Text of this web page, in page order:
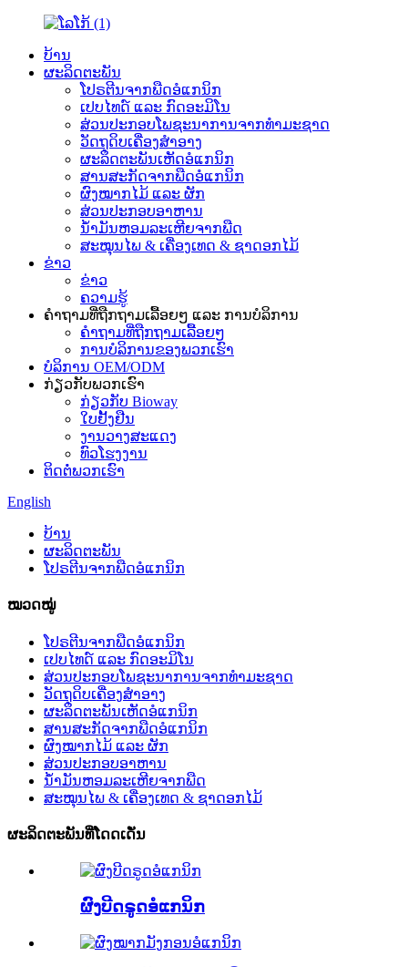
ບ້ານ
ຜະລິດຕະພັນ
ໂປຣຕີນຈາກພືດອໍແກນິກ
ເປບໄທດ໌ ແລະ ກົດອະມິໂນ
ສ່ວນປະກອບໂພຊະນາການຈາກທຳມະຊາດ
ວັດຖຸດິບເຄື່ອງສຳອາງ
ຜະລິດຕະພັນເຫັດອໍແກນິກ
ສານສະກັດຈາກພືດອໍແກນິກ
ຜົງໝາກໄມ້ ແລະ ຜັກ
ສ່ວນປະກອບອາຫານ
ນ້ຳມັນຫອມລະເຫີຍຈາກພືດ
ສະໝຸນໄພ & ເຄື່ອງເທດ & ຊາດອກໄມ້
ຂ່າວ
ຂ່າວ
ຄວາມຮູ້
ຄຳຖາມທີ່ຖືກຖາມເລື້ອຍໆ ແລະ ການບໍລິການ
ຄຳຖາມທີ່ຖືກຖາມເລື້ອຍໆ
ການບໍລິການຂອງພວກເຮົາ
ບໍລິການ OEM/ODM
ກ່ຽວກັບພວກເຮົາ
ກ່ຽວກັບ Bioway
ໃບຢັ້ງຢືນ
ງານວາງສະແດງ
ທົວໂຮງງານ
ຕິດຕໍ່ພວກເຮົາ
English
ບ້ານ
ຜະລິດຕະພັນ
ໂປຣຕີນຈາກພືດອໍແກນິກ
ໝວດໝູ່
ໂປຣຕີນຈາກພືດອໍແກນິກ
ເປບໄທດ໌ ແລະ ກົດອະມິໂນ
ສ່ວນປະກອບໂພຊະນາການຈາກທຳມະຊາດ
ວັດຖຸດິບເຄື່ອງສຳອາງ
ຜະລິດຕະພັນເຫັດອໍແກນິກ
ສານສະກັດຈາກພືດອໍແກນິກ
ຜົງໝາກໄມ້ ແລະ ຜັກ
ສ່ວນປະກອບອາຫານ
ນ້ຳມັນຫອມລະເຫີຍຈາກພືດ
ສະໝຸນໄພ & ເຄື່ອງເທດ & ຊາດອກໄມ້
ຜະລິດຕະພັນທີ່ໂດດເດັ່ນ
ຜົງບີດຣູດອໍແກນິກ